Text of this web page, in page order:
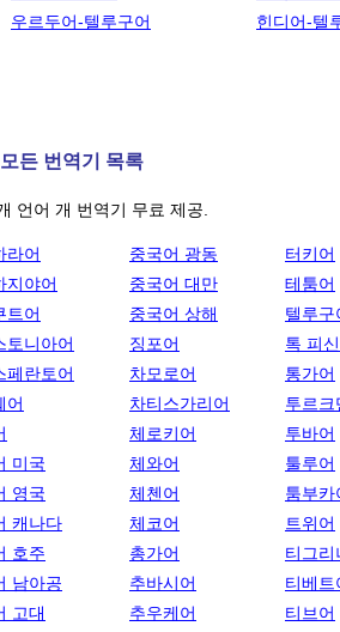
우르두어-텔루구어
힌디어-텔
모든 번역기 목록
언어 개 번역기 무료 제공.
라어
지야어
트어
토니아어
페란토어
어
미국
영국
캐나다
호주
남아공
고대
중국어 광동
중국어 대만
중국어 상해
징포어
차모로어
차티스가리어
체로키어
체와어
체첸어
체코어
총가어
추바시어
추우케어
터키어
테툼어
텔루구
톡 피
통가어
투르크
투바어
툴루어
툼부카
트위어
티그리
티베트
티브어